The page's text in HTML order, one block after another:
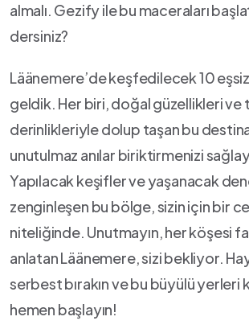
almalı. Gezify ile bu maceraları
dersiniz?
Läänemere’de keşfedilecek 10⁣
geldik. Her biri,‍ doğal⁣ güzellikleri ve
derinlikleriyle dolup taşan bu⁢
unutulmaz anılar biriktirmenizi
Yapılacak keşifler ve yaşanacak
zenginleşen‍ bu bölge, sizin için bir
niteliğinde. Unutmayın, her köşesi
anlatan Läänemere, sizi bekliyor.
serbest bırakın ve bu büyülü
hemen başlayın!